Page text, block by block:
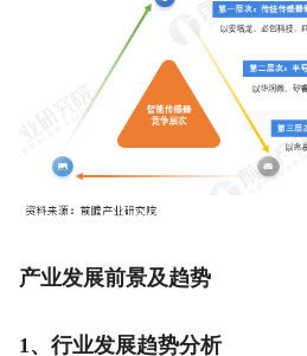
产业发展前景及趋势
1、行业发展趋势分析